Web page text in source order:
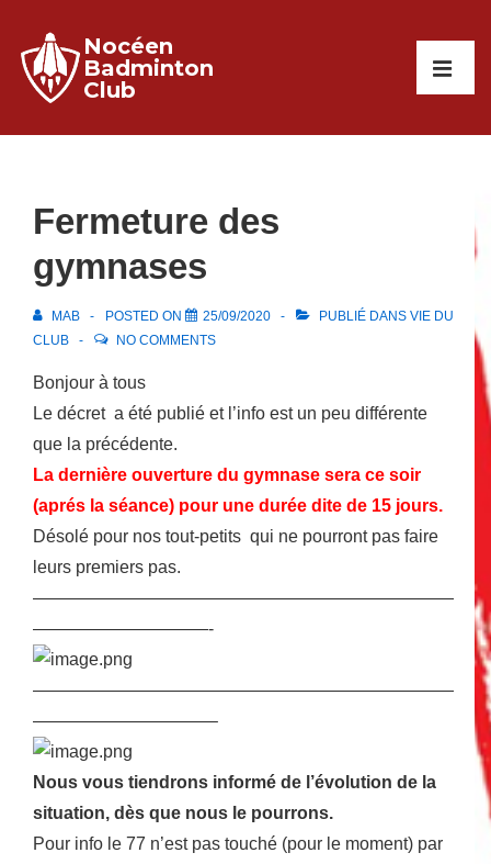
passer
contenu
principal
Nocéen
Badminton
Club
Fermeture des
gymnases
MAB POSTED ON 25/09/2020 PUBLIÉ DANS VIE DU
CLUB
NO COMMENTS
Bonjour à tous
Le décret a été publié et l’info est un peu différente
que la précédente.
La dernière ouverture du gymnase sera ce soir
(aprés la séance) pour une durée dite de 15 jours.
Désolé pour nos tout-petits qui ne pourront pas faire
leurs premiers pas.
————————————————————————
——————————-
————————————————————————
——————————–
Nous vous tiendrons informé de l’évolution de la
situation, dès que nous le pourrons.
Pour info le 77 n’est pas touché (pour le moment) par